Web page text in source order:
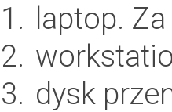
laptop.
dysk